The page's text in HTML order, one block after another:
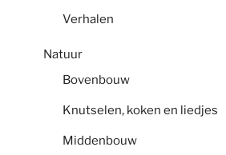
Verhalen
Natuur
Bovenbouw
Knutselen, koken en liedjes
Middenbouw